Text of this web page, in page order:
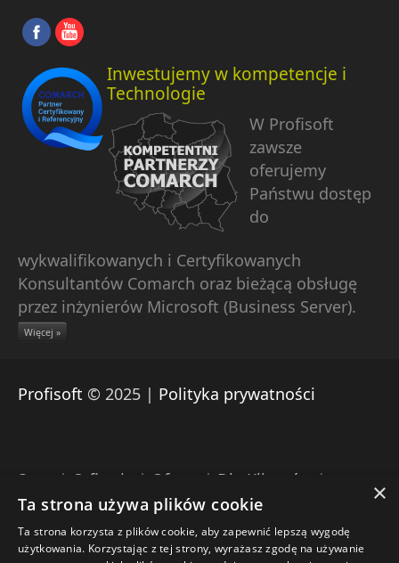
Inwestujemy w kompetencje i
Technologie
W Profisoft
zawsze
oferujemy
Państwu dostęp
do
wykwalifikowanych i Certyfikowanych
Konsultantów Comarch oraz bieżącą obsługę
przez inżynierów Microsoft (Business Server).
Więcej »
Profisoft © 2025 | Polityka prywatności
Start | O firmie | Oferta | Dla Klientów
|
Pomoc zdalna Comarch|Download
Engine: Umbraco |
Projekt: Profisoft |
×
Ta strona używa plików cookie
Ta strona korzysta z plików cookie, aby zapewnić lepszą wygodę
użytkowania. Korzystając z tej strony, wyrażasz zgodę na używanie